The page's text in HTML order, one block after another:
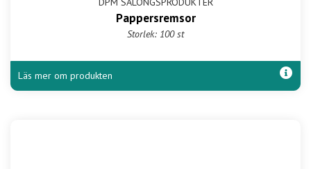
Pappersremsor
Storlek: 100 st
Läs mer om produkten